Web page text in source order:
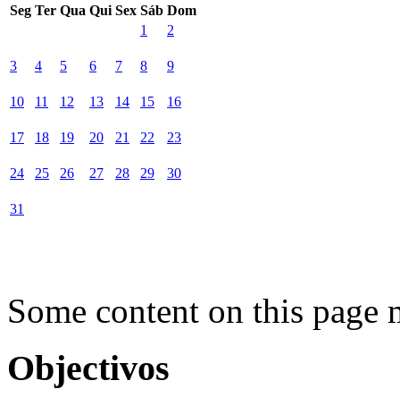
Seg Ter Qua Qui Sex Sáb Dom
1
2
3 4 5 6 7 8 9
10 11 12 13 14 15 16
17 18 19 20 21 22 23
24 25 26 27 28 29 30
31
Some content on this page
Objectivos